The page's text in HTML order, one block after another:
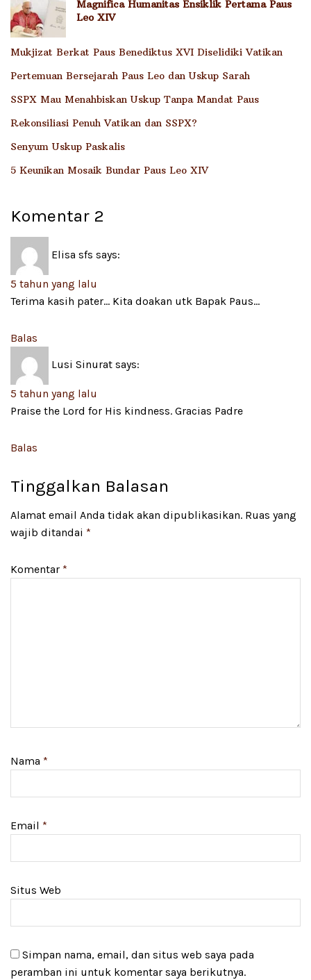
Magnifica Humanitas Ensiklik Pertama Paus
Leo XIV
Mukjizat Berkat Paus Benediktus XVI Diselidiki Vatikan
Pertemuan Bersejarah Paus Leo dan Uskup Sarah
SSPX Mau Menahbiskan Uskup Tanpa Mandat Paus
Rekonsiliasi Penuh Vatikan dan SSPX?
Senyum Uskup Paskalis
5 Keunikan Mosaik Bundar Paus Leo XIV
Komentar 2
Elisa sfs says:
5 tahun yang lalu
Terima kasih pater… Kita doakan utk Bapak Paus…
Balas
Lusi Sinurat says:
5 tahun yang lalu
Praise the Lord for His kindness. Gracias Padre
Balas
Tinggalkan Balasan
Alamat email Anda tidak akan dipublikasikan. Ruas yang
wajib ditandai *
Komentar *
Nama *
Email *
Situs Web
Simpan nama, email, dan situs web saya pada
peramban ini untuk komentar saya berikutnya.